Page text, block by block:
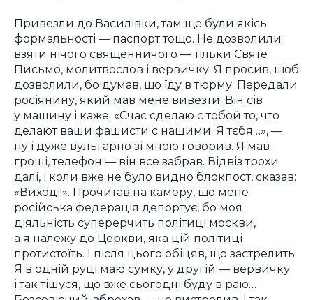
Привезли до Василівки, там ще були якісь
формальності — паспорт тощо. Не дозволили
взяти нічого священничого — тільки Святе
Письмо, молитвослов і вервичку. Я просив, щоб
дозволили, бо думав, що їду в тюрму. Передали
росіянину, який мав мене вивезти. Він сів
у машину і каже: «Счас сделаю с тобой то, что
делают ваши фашисти с нашими. Я тєбя…», —
ну і дуже вульгарно зі мною говорив. Я мав
гроші, телефон — він все забрав. Відвіз трохи
далі, і коли вже не було видно блокпост, сказав:
«Виході!». Прочитав на камеру, що мене
російська федерація депортує, бо моя
діяльність суперерчить політиці москви,
а я належу до Церкви, яка цій політиці
протистоїть. І після цього обіцяв, що застрелить.
Я в одній руці маю сумку, у другій — вервичку
і так тішуся, що вже сьогодні буду в раю…